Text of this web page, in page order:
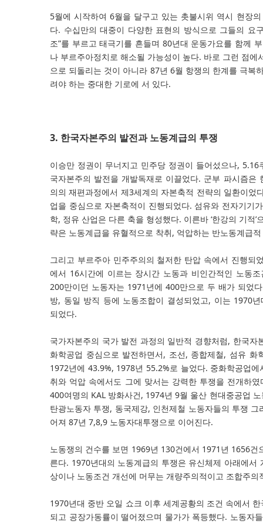
5월에 시작하여 6월을 달구고 있는 촛불시위 역시 현장
다. 수십만의 대중이 다양한 표현의 방식으로 그들의 요
조”를 부르고 태극기를 흔들며 80년대 운동가요를 함께
나 부르주아정치로 해소될 가능성이 높다. 바로 그런 점
으로 되돌리는 것이 아니라 87년 6월 항쟁의 한계를 극복
려야 하는 중대한 기로에 서 있다.
3. 한국자본주의 발전과 노동계급의 투쟁
이승만 정권이 무너지고 민주당 정권이 들어섰으나,
국자본주의 발전을 개발독재로 이끌었다. 군부 파시즘은
의의 재편과정에서 제3세계의 자본축적 전략의 일환이었
업을 중심으로 자본축적이 진행되었다. 섬유와 전자기기
학, 정유 산업은 다른 축을 형성했다. 이른바 ‘한강의 기적
략은 노동계급을 유혈적으로 착취, 억압하는 반노동계급
그리고 부르주아 민주주의의 철저한 탄압 속에서 진행되
에서 16시간에 이르는 장시간 노동과 비인간적인 노동
200만이던 노동자는 1971년에 400만으로 두 배가 되었
방, 동일 방직 등에 노동조합이 결성되었고, 이는 1970
되었다.
국가자본주의 국가 발전 과정의 일반적 경향처럼, 한국
화학공업 중심으로 발전하면서, 조선, 종합제철, 섬유 화
1972년에 43.9%, 1978년 55.2%로 늘었다. 중화학공업
취와 억압 속에서도 그에 맞서는 강력한 투쟁을 전개하
400여명의 KAL 방화사건, 1974년 9월 울산 현대중공업
탄광노동자 투쟁, 동국제강, 인천제철 노동자들의 투쟁
어져 87년 7,8,9 노동자대투쟁으로 이어진다.
노동쟁의 건수를 보면 1969년 130건에서 1971년 1656
른다. 1970년대의 노동계급의 투쟁은 유신체제 아래에서
상이나 노동조건 개선에 머무는 개량주의적이고 조합주
1970년대 중반 오일 쇼크 이후 세계공황의 조건 속에서
되고 공장가동률이 떨어졌으며 물가가 폭등했다. 노동자